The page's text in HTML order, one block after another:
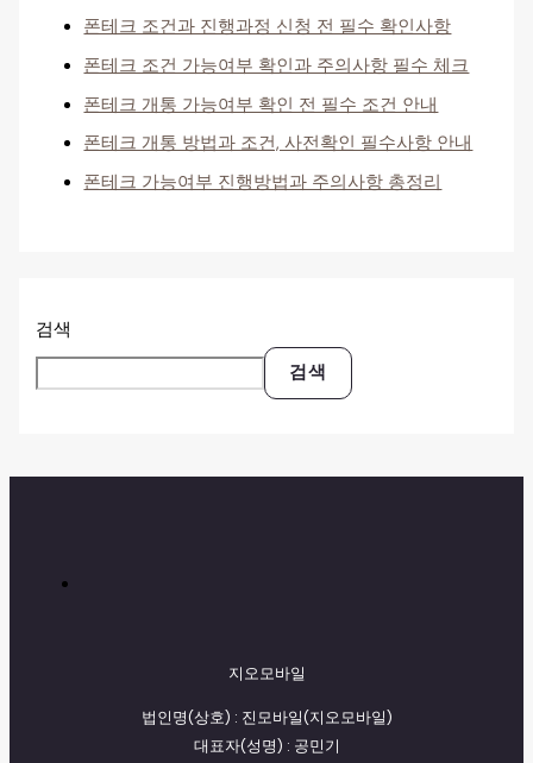
폰테크 조건과 진행과정 신청 전 필수 확인사항
폰테크 조건 가능여부 확인과 주의사항 필수 체크
폰테크 개통 가능여부 확인 전 필수 조건 안내
폰테크 개통 방법과 조건, 사전확인 필수사항 안내
폰테크 가능여부 진행방법과 주의사항 총정리
검색
검색
지오모바일
법인명(상호) : 진모바일(지오모바일)
대표자(성명) : 공민기